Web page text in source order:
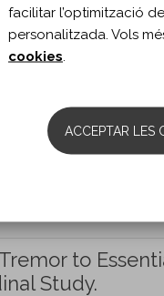
vol. 13 n. 3
3/e200160
Fluid as a
Analysis.
R, Berger JR.
vol. 13 n. 3
3/e200161
to
Study.
facilitar l’optimització
personalitzada. Vols
cookies
ACCEPTAR LES